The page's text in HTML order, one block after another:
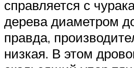
справляется с
дерева диаметром
правда,
низкая. В этом